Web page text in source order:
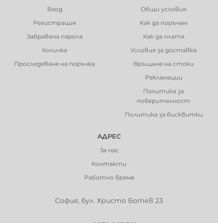
Вход
Регистрация
Забравена парола
Количка
Проследяване на поръчка
Общи условия
Как да поръчам
Как да платя
Условия за доставка
Връщане на стоки
Рекламации
Политика за
поверителност
Политика за бисквитки
АДРЕС
За нас
Контакти
Работно време
София, бул. Христо Ботев 23